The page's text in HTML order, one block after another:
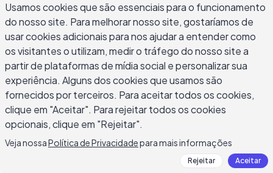
escrita, seja você listando um único item no Etsy
ou gerenciando um catálogo de milhares no
Shopify. Essas ferramentas usam modelos de
linguagem para transformar seus detalhes de
produto em cópias marketing convincentes
baseadas em suas características, preferências
de tom e público-alvo. O desafio está em saber
quais ferramentas gratuitas são realmente úteis
versus aquelas que produzem texto genérico.
Este guia compara as melhores opções
Usamos cookies que são essenciais para o funcionamento
do nosso site. Para melhorar nosso site, gostaríamos de
usar cookies adicionais para nos ajudar a entender como
os visitantes o utilizam, medir o tráfego do nosso site a
partir de plataformas de mídia social e personalizar sua
experiência. Alguns dos cookies que usamos são
fornecidos por terceiros. Para aceitar todos os cookies,
clique em "Aceitar". Para rejeitar todos os cookies
opcionais, clique em "Rejeitar".
Veja nossaPolítica de Privacidadepara mais informações
Rejeitar Aceitar